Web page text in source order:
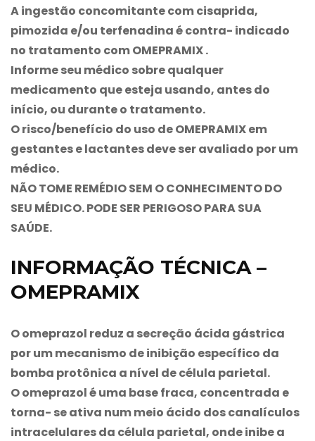
A ingestão concomitante com cisaprida,
pimozida e/ou terfenadina é contra- indicado
no tratamento comOMEPRAMIX.
Informe seu médico sobre qualquer
medicamento que esteja usando, antes do
início, ou durante o tratamento.
O risco/benefício do uso deOMEPRAMIXem
gestantes e lactantes deve ser avaliado por um
médico.
NÃO TOME REMÉDIO SEM O CONHECIMENTO DO
SEU MÉDICO. PODE SER PERIGOSO PARA SUA
SAÚDE.
INFORMAÇÃO TÉCNICA –
OMEPRAMIX
O omeprazol reduz a secreção ácida gástrica
por um mecanismo de inibição específico da
bomba protônica a nível de célula parietal.
O omeprazol é uma base fraca, concentrada e
torna- se ativa num meio ácido dos canalículos
intracelulares da célula parietal, onde inibe a